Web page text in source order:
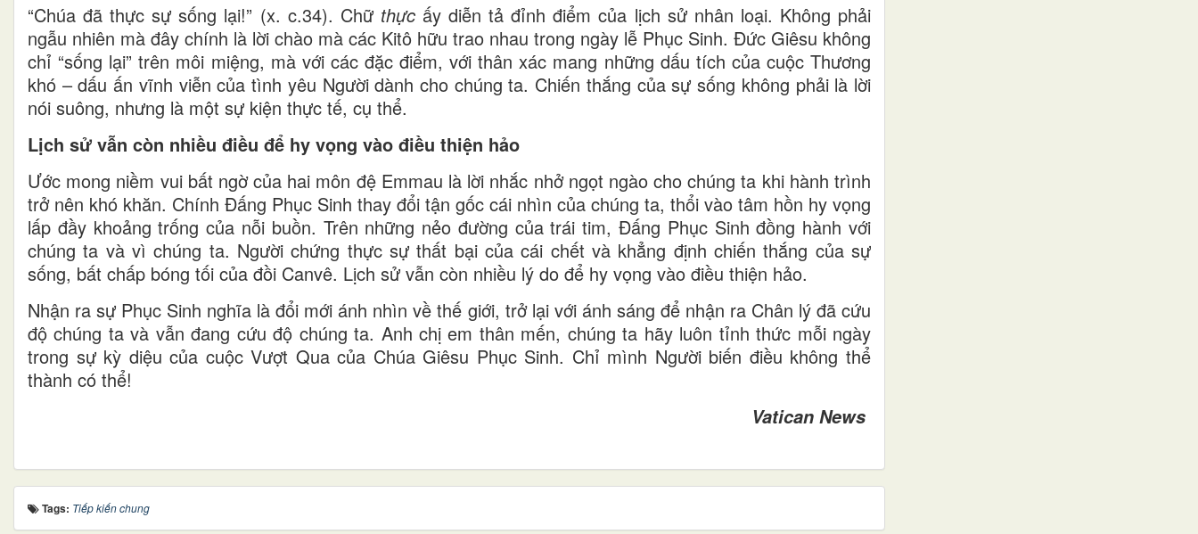
“Chúa đã thực sự sống lại!” (x. c.34). Chữ thựcấy diễn tả đỉnh điểm của lịch sử nhân loại. Không phải
ngẫu nhiên mà đây chính là lời chào mà các Kitô hữu trao nhau trong ngày lễ Phục Sinh. Đức Giêsu không
chỉ “sống lại” trên môi miệng, mà với các đặc điểm, với thân xác mang những dấu tích của cuộc Thương
khó – dấu ấn vĩnh viễn của tình yêu Người dành cho chúng ta. Chiến thắng của sự sống không phải là lời
nói suông, nhưng là một sự kiện thực tế, cụ thể.
Lịch sử vẫn còn nhiều điều để hy vọng vào điều thiện hảo
Ước mong niềm vui bất ngờ của hai môn đệ Emmau là lời nhắc nhở ngọt ngào cho chúng ta khi hành trình
trở nên khó khăn. Chính Đấng Phục Sinh thay đổi tận gốc cái nhìn của chúng ta, thổi vào tâm hồn hy vọng
lấp đầy khoảng trống của nỗi buồn. Trên những nẻo đường của trái tim, Đấng Phục Sinh đồng hành với
chúng ta và vì chúng ta. Người chứng thực sự thất bại của cái chết và khẳng định chiến thắng của sự
sống, bất chấp bóng tối của đồi Canvê. Lịch sử vẫn còn nhiều lý do để hy vọng vào điều thiện hảo.
Nhận ra sự Phục Sinh nghĩa là đổi mới ánh nhìn về thế giới, trở lại với ánh sáng để nhận ra Chân lý đã cứu
độ chúng ta và vẫn đang cứu độ chúng ta. Anh chị em thân mến, chúng ta hãy luôn tỉnh thức mỗi ngày
trong sự kỳ diệu của cuộc Vượt Qua của Chúa Giêsu Phục Sinh. Chỉ mình Người biến điều không thể
thành có thể!
Vatican News
Tags: Tiếp kiến chung